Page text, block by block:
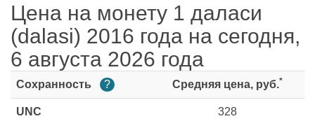
Цена на монету 1 даласи
(dalasi) 2016 года на сегодня,
6 августа 2026 года
Сохранность ? Средняя цена, руб.*
UNC 328